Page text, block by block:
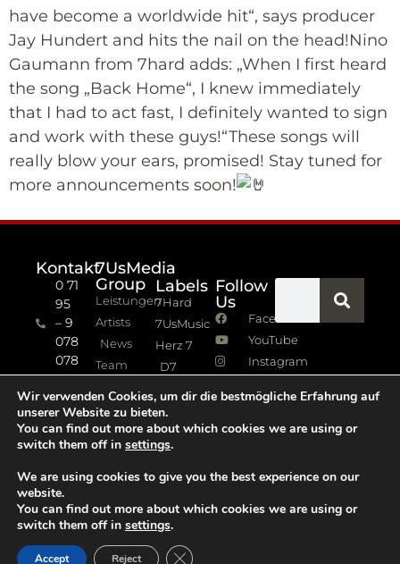
have become a worldwide hit“, says producer
Jay Hundert and hits the nail on the head!Nino
Gaumann from 7hard adds: „When I first heard
the song „Back Home“, I knew immediately
that I had to act fast, I definitely wanted to sign
and work with these guys!“These songs will
really blow your ears, promised! Stay tuned for
more announcements soon!
Kontakt
0 71
95
– 9
078
078
sevenus.de
Impressum
Datenschutz
7UsMedia
Group
Leistungen
Artists
News
Team
Labels
7Hard
7UsMusic
Herz 7
D7
7Jazz
Follow
Us
Facebook
YouTube
Instagram
Wir verwenden Cookies, um dir die bestmögliche Erfahrung auf
unserer Website zu bieten.
You can find out more about which cookies we are using or
switch them off in settings.
We are using cookies to give you the best experience on our
website.
You can find out more about which cookies we are using or
switch them off in settings.
Accept Reject GDPR Cookie-Banner schließen